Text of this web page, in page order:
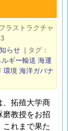
ラストラクチャ
らせ | タグ
ルギー輸送 海運
環境 海洋ガバナ
、拓殖大学商
磨教授をお招
これまで果た